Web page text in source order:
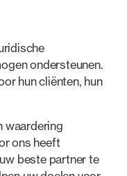
ondersteunen.
hun cliënten, hun
waardering
ons heeft
beste partner te